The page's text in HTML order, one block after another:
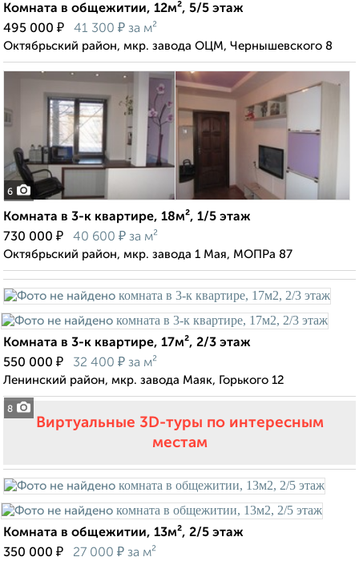
Комната в общежитии, 12м², 5/5 этаж
495 000 ₽ 41 300 ₽ за м²
Октябрьский район, мкр. завода ОЦМ, Чернышевского 8
6
Комната в 3-к квартире, 18м², 1/5 этаж
730 000 ₽ 40 600 ₽ за м²
Октябрьский район, мкр. завода 1 Мая, МОПРа 87
8
Комната в 3-к квартире, 17м², 2/3 этаж
550 000 ₽ 32 400 ₽ за м²
Ленинский район, мкр. завода Маяк, Горького 12
Виртуальные 3D-туры по интересным
местам
Комната в общежитии, 13м², 2/5 этаж
350 000 ₽ 27 000 ₽ за м²